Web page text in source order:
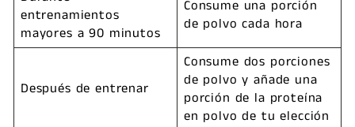
entrenamientos
mayores a 90 minutos
Consume una porción
de polvo cada hora
Después de entrenar
Consume dos porciones
de polvo y añade una
porción de la proteína
en polvo de tu elección